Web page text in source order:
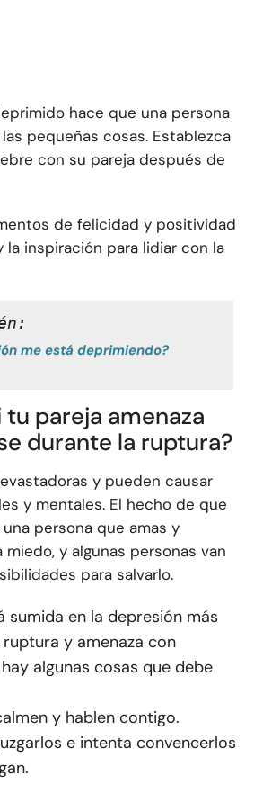
hace que una persona
pequeñas cosas. Establezca
con su pareja después de
de felicidad y positividad
la inspiración para lidiar con la
me está deprimiendo?
tu pareja amenaza
durante la ruptura?
y pueden causar
y mentales. El hecho de que
persona que amas y
y algunas personas van
para salvarlo.
sumida en la depresión más
y amenaza con
algunas cosas que debe
y hablen contigo.
e intenta convencerlos